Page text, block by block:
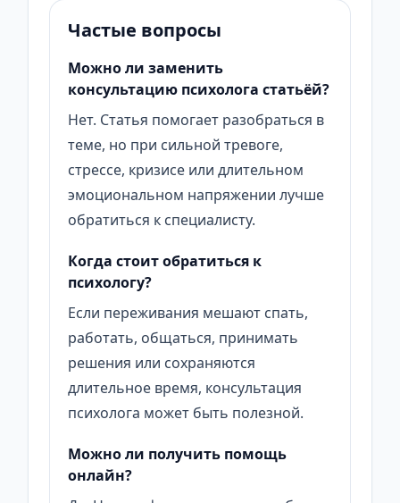
Частые вопросы
Можно ли заменить
консультацию психолога статьёй?
Нет. Статья помогает разобраться в
теме, но при сильной тревоге,
стрессе, кризисе или длительном
эмоциональном напряжении лучше
обратиться к специалисту.
Когда стоит обратиться к
психологу?
Если переживания мешают спать,
работать, общаться, принимать
решения или сохраняются
длительное время, консультация
психолога может быть полезной.
Можно ли получить помощь
онлайн?